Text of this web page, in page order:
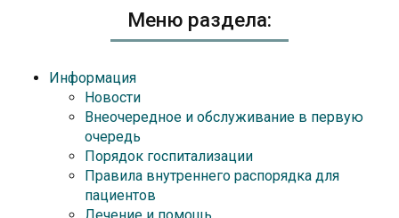
Меню раздела:
Информация
Новости
Внеочередное и обслуживание в первую
очередь
Порядок госпитализации
Правила внутреннего распорядка для
пациентов